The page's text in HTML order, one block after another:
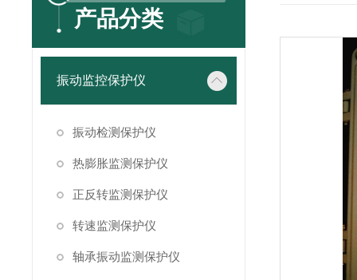
产品分类
振动监控保护仪
振动检测保护仪
热膨胀监测保护仪
正反转监测保护仪
转速监测保护仪
轴承振动监测保护仪